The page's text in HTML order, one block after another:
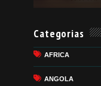
Categorias
AFRICA
ANGOLA